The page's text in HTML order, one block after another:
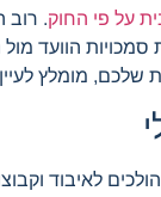
על פי החוק. רוב
הוועד
שלכם, מומלץ
לאיבוד